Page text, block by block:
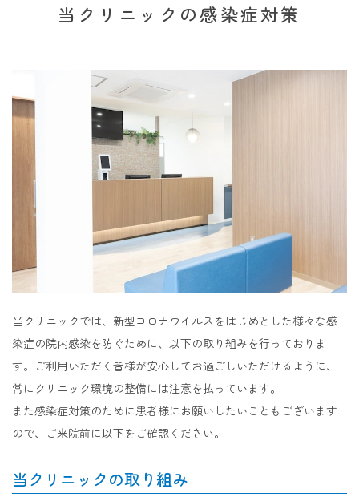
当クリニックの感染症対策
当クリニックでは、新型コロナウイルスをはじめとした様々な感
染症の院内感染を防ぐために、以下の取り組みを行っておりま
す。ご利用いただく皆様が安心してお過ごしいただけるように、
常にクリニック環境の整備には注意を払っています。
また感染症対策のために患者様にお願いしたいこともございます
ので、ご来院前に以下をご確認ください。
当クリニックの取り組み